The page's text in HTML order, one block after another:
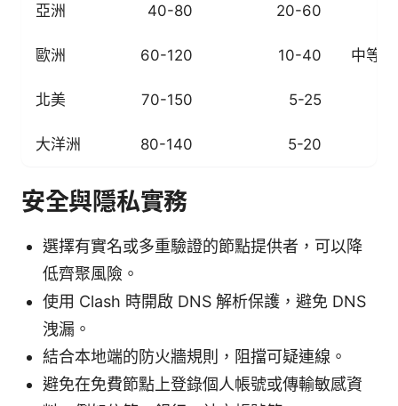
亞洲 40-80 20-60
歐洲 60-120 10-40 中等
北美 70-150 5-25
大洋洲 80-140 5-20
安全與隱私實務
選擇有實名或多重驗證的節點提供者，可以降
低齊聚風險。
使用 Clash 時開啟 DNS 解析保護，避免 DNS
洩漏。
結合本地端的防火牆規則，阻擋可疑連線。
避免在免費節點上登錄個人帳號或傳輸敏感資